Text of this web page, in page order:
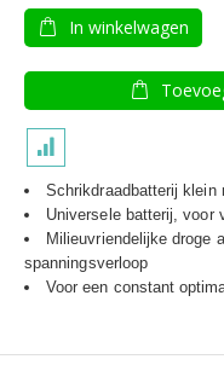
In winkelwagen
Schrikdraadbatterij klein
Universele batterij, voor
Milieuvriendelijke droge
spanningsverloop
Voor een constant